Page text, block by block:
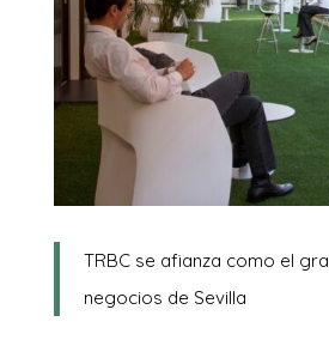
TRBC se afianza como el
negocios de Sevilla